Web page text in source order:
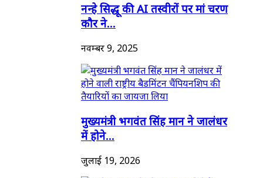
नन्हे सिद्धू की AI तस्वीरों पर मां चरण
कौर ने...
नवम्बर 9, 2025
मुख्यमंत्री भगवंत सिंह मान ने जालंधर
में होने...
जुलाई 19, 2026